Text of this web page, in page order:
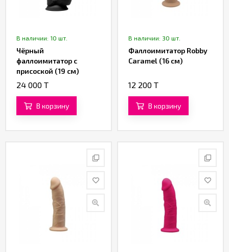
В наличии: 10 шт.
Чёрный
фаллоимитатор с
присоской (19 см)
24 000 T
В корзину
В наличии: 30 шт.
Фаллоимитатор Robby
Caramel (16 см)
12 200 T
В корзину